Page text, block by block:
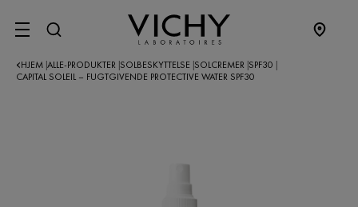
SITE MENU
HJEM ALLE-PRODUKTER SOLBESKYTTELSE SOLCREMER SPF30
CAPITAL SOLEIL – FUGTGIVENDE PROTECTIVE WATER SPF30